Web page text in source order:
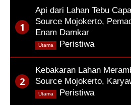
Api dari Lahan Tebu
Source Mojokerto,
Enam Damkar
Peristiwa
Utama
Kebakaran Lahan
Source Mojokerto,
Peristiwa
Utama